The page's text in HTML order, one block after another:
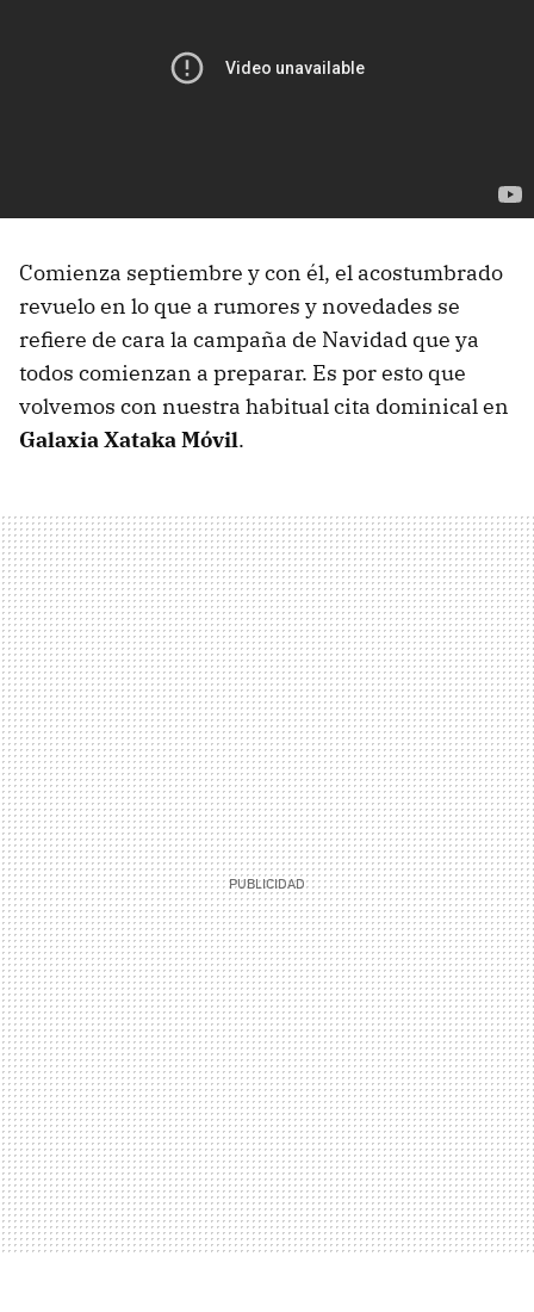
Comienza septiembre y con él, el acostumbrado
revuelo en lo que a rumores y novedades se
refiere de cara la campaña de Navidad que ya
todos comienzan a preparar. Es por esto que
volvemos con nuestra habitual cita dominical en
Galaxia Xataka Móvil.